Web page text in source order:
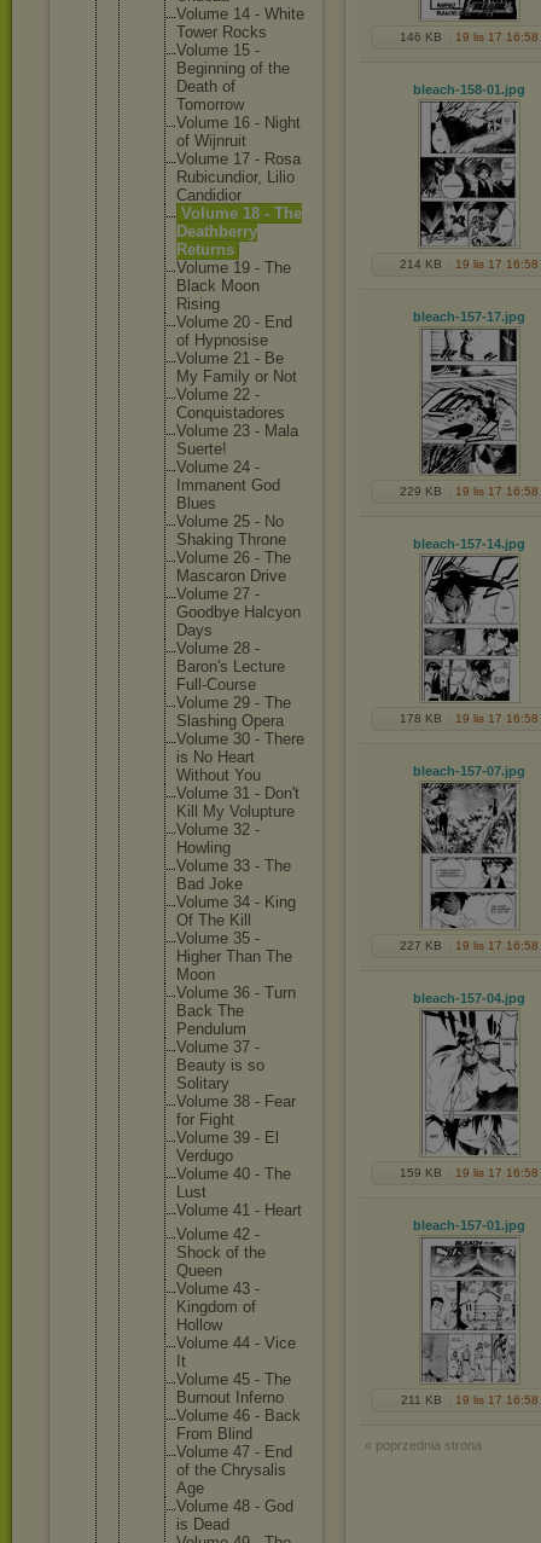
Volume 14 - White
Tower Rocks
Volume 15 -
Beginning of the
Death of
Tomorrow
Volume 16 - Night
of Wijnruit
Volume 17 - Rosa
Rubicund ior, Lilio
Candidior
Volume 18 - The
Deathberry
Returns
Volume 19 - The
Black Moon
Rising
Volume 20 - End
of Hypnosise
Volume 21 - Be
My Family or Not
Volume 22 -
Conquistadores
Volume 23 - Mala
Suerte!
Volume 24 -
Immanent God
Blues
Volume 25 - No
Shaking Throne
Volume 26 - The
Mascaron Drive
Volume 27 -
Goodbye Halcyon
Days
Volume 28 -
Baron's Lecture
Full-Course
Volume 29 - The
Slashing Opera
Volume 30 - There
is No Heart
Without You
Volume 31 - Don't
Kill My Volupture
Volume 32 -
Howling
Volume 33 - The
Bad Joke
Volume 34 - King
Of The Kill
Volume 35 -
Higher Than The
Moon
Volume 36 - Turn
Back The
Pendulum
Volume 37 -
Beauty is so
Solitary
Volume 38 - Fear
for Fight
Volume 39 - El
Verdugo
Volume 40 - The
Lust
Volume 41 - Heart
Volume 42 -
Shock of the
Queen
Volume 43 -
Kingdom of
Hollow
Volume 44 - Vice
It
Volume 45 - The
Burnout Inferno
Volume 46 - Back
From Blind
Volume 47 - End
of the Chrysalis
Age
Volume 48 - God
is Dead
146 KB 19 lis 17 16:58
bleach-158-01.jpg
214 KB 19 lis 17 16:58
bleach-157-17.jpg
229 KB 19 lis 17 16:58
bleach-157-14.jpg
178 KB 19 lis 17 16:58
bleach-157-07.jpg
227 KB 19 lis 17 16:58
bleach-157-04.jpg
159 KB 19 lis 17 16:58
bleach-157-01.jpg
211 KB 19 lis 17 16:58
« poprzednia strona